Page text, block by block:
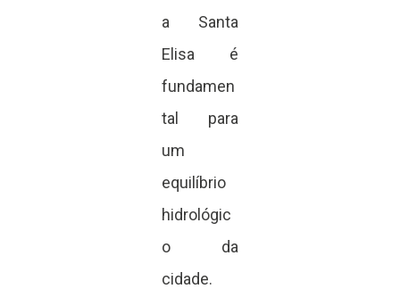
a Santa
Elisa é
fundamen
tal para
um
equilíbrio
hidrológic
o da
cidade.